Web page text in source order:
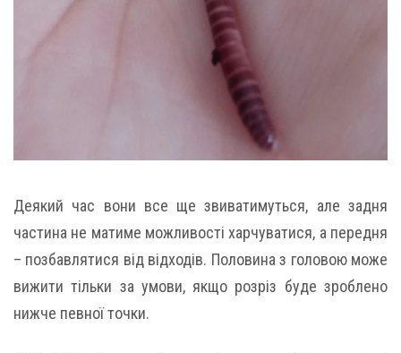
Деякий час вони все ще звиватимуться, але задня
частина не матиме можливості харчуватися, а передня
– позбавлятися від відходів. Половина з головою може
вижити тільки за умови, якщо розріз буде зроблено
нижче певної точки.